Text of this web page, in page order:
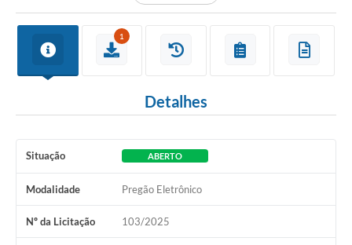
1
Detalhes
Situação ABERTO
Modalidade Pregão Eletrônico
Nº da Licitação 103/2025